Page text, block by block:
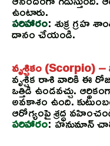
ఉంటారు.
పరిహారం: శుక్ర గ్రహ
దానం చేయండి.
వృశ్చికం (Scorpio)
వృశ్చిక రాశి వారికి ఈ
ఒత్తిడి ఉండవచ్చు.
అవకాశం ఉంది.
ఆరోగ్యంపై శ్రద్ధ
పరిహారం: హనుమాన్